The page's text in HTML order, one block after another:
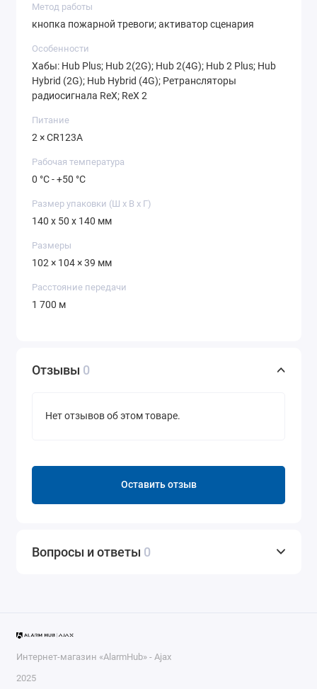
Метод работы
кнопка пожарной тревоги; активатор сценария
Особенности
Хабы: Hub Plus; Hub 2(2G); Hub 2(4G); Hub 2 Plus; Hub
Hybrid (2G); Hub Hybrid (4G); Ретрансляторы
радиосигнала ReX; ReX 2
Питание
2 × CR123A
Рабочая температура
0 °C - +50 °C
Размер упаковки (Ш х В х Г)
140 x 50 x 140 мм
Размеры
102 × 104 × 39 мм
Расстояние передачи
1 700 м
Отзывы 0
Нет отзывов об этом товаре.
Оставить отзыв
Вопросы и ответы 0
Интернет-магазин «AlarmHub» - Ajax
2025